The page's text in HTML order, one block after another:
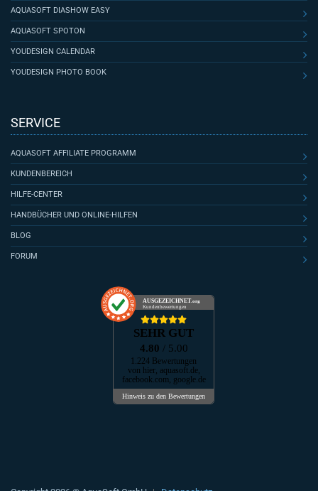
AQUASOFT DIASHOW EASY
AQUASOFT SPOTON
YOUDESIGN CALENDAR
YOUDESIGN PHOTO BOOK
SERVICE
AQUASOFT AFFILIATE PROGRAMM
KUNDENBEREICH
HILFE-CENTER
HANDBÜCHER UND ONLINE-HILFEN
BLOG
FORUM
AUSGEZEICHNET.org
Kundenbewertungen
SEHR GUT
4.80 / 5.00
1.224 Bewertungen
von hier, aquasoft.de,
facebook.com, google.de
Hinweis zu den Bewertungen